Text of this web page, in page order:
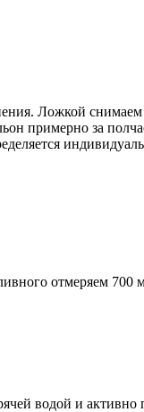
Ложкой
примерно за
отмеряем 700
водой и